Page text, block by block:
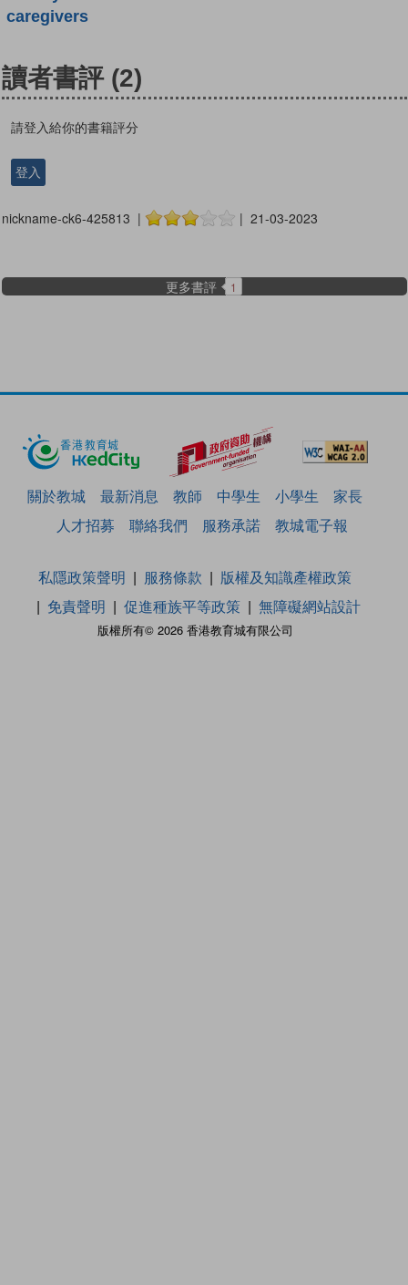
caregivers
讀者書評 (2)
請登入給你的書籍評分
登入
nickname-ck6-425813 | | 21-03-2023
更多書評 1
關於教城 最新消息 教師 中學生 小學生
家長
人才招募
聯絡我們 服務承諾 教城電子報
版權所有© 2026 香港教育城有限公司
私隱政策聲明 服務條款
版權及知識產權政策
免責聲明
促進種族平等政策 無障礙網站設計